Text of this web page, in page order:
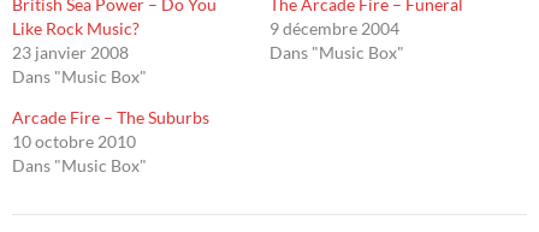
British Sea Power – Do You
Like Rock Music?
23 janvier 2008
Dans "Music Box"
The Arcade Fire – Funeral
9 décembre 2004
Dans "Music Box"
Arcade Fire – The Suburbs
10 octobre 2010
Dans "Music Box"